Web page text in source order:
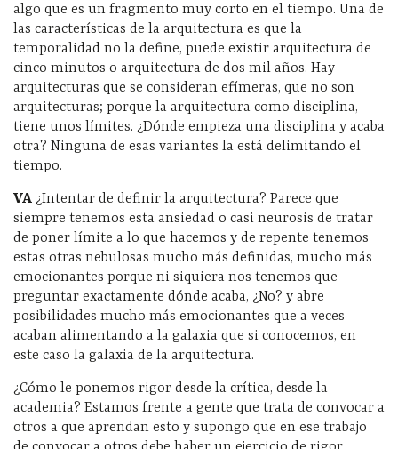
algo que es un fragmento muy corto en el tiempo. Una de
las características de la arquitectura es que la
temporalidad no la define, puede existir arquitectura de
cinco minutos o arquitectura de dos mil años. Hay
arquitecturas que se consideran efímeras, que no son
arquitecturas; porque la arquitectura como disciplina,
tiene unos límites. ¿Dónde empieza una disciplina y acaba
otra? Ninguna de esas variantes la está delimitando el
tiempo.
VA ¿Intentar de definir la arquitectura? Parece que
siempre tenemos esta ansiedad o casi neurosis de tratar
de poner límite a lo que hacemos y de repente tenemos
estas otras nebulosas mucho más definidas, mucho más
emocionantes porque ni siquiera nos tenemos que
preguntar exactamente dónde acaba, ¿No? y abre
posibilidades mucho más emocionantes que a veces
acaban alimentando a la galaxia que si conocemos, en
este caso la galaxia de la arquitectura.
¿Cómo le ponemos rigor desde la crítica, desde la
academia? Estamos frente a gente que trata de convocar a
otros a que aprendan esto y supongo que en ese trabajo